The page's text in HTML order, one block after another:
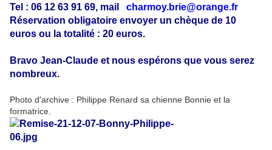
Tel : 06 12 63 91 69, mail
charmoy.brie@orange.fr
Réservation obligatoire envoyer un chèque de 10
euros ou la totalité : 20 euros.
Bravo Jean-Claude et nous espérons que vous serez
nombreux.
Photo d'archive : Philippe Renard sa chienne Bonnie et la
formatrice.